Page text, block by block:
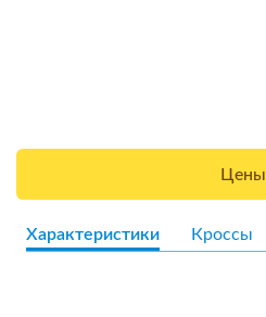
Цены
Характеристики Кроссы